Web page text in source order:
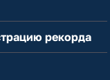
рекорда